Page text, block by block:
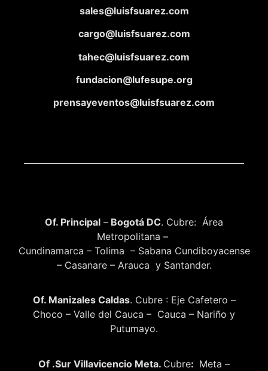
sales@luisfsuarez.com
cargo@luisfsuarez.com
tahec@luisfsuarez.com
fundacion@lufesupe.org
prensayeventos@luisfsuarez.com
Of. Principal – Bogotá DC. Cubre: Área
Metropolitana –
Cundinamarca – Tolima – Sabana Cundiboyacense
– Casanare – Arauca y Santander.
Of. Manizales Caldas. Cubre : Eje Cafetero –
Choco – Valle del Cauca – Cauca – Nariño y
Putumayo.
Of .Sur Villavicencio Meta. Cubre: Meta –